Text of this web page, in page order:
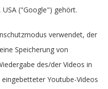
("Google") gehört.
verwendet, der
Speicherung von
des/der Videos in
Youtube-Videos